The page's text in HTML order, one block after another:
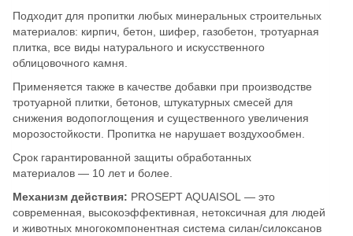
Подходит для пропитки любых минеральных строительных
материалов: кирпич, бетон, шифер, газобетон, тротуарная
плитка, все виды натурального и искусственного
облицовочного камня.
Применяется также в качестве добавки при производстве
тротуарной плитки, бетонов, штукатурных смесей для
снижения водопоглощения и существенного увеличения
морозостойкости. Пропитка не нарушает воздухообмен.
Срок гарантированной защиты обработанных
материалов — 10 лет и более.
Механизм действия: PROSEPT AQUAISOL — это
современная, высокоэффективная, нетоксичная для людей
и животных многокомпонентная система силан/силоксанов